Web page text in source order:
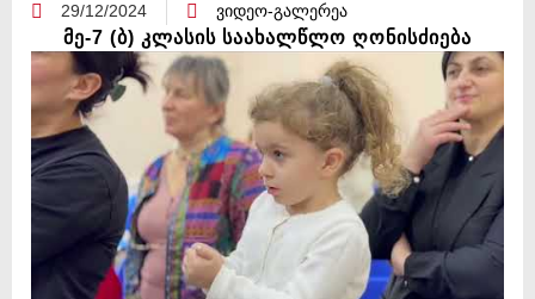
29/12/2024 ვიდეო-გალერეა
მე-7 (ბ) კლასის საახალწლო ღონისძიება